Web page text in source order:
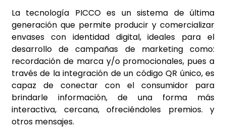
La tecnología PICCO es un sistema de última
generación que permite producir y comercializar
envases con identidad digital, ideales para el
desarrollo de campañas de marketing como:
recordación de marca y/o promocionales, pues a
través de la integración de un código QR único, es
capaz de conectar con el consumidor para
brindarle información, de una forma más
interactiva, cercana, ofreciéndoles premios. y
otros mensajes.